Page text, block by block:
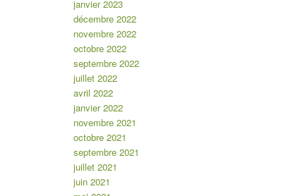
janvier 2023
décembre 2022
novembre 2022
octobre 2022
septembre 2022
juillet 2022
avril 2022
janvier 2022
novembre 2021
octobre 2021
septembre 2021
juillet 2021
juin 2021